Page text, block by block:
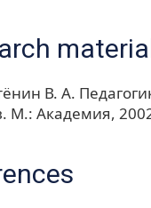
В. А.
М.: Академия,